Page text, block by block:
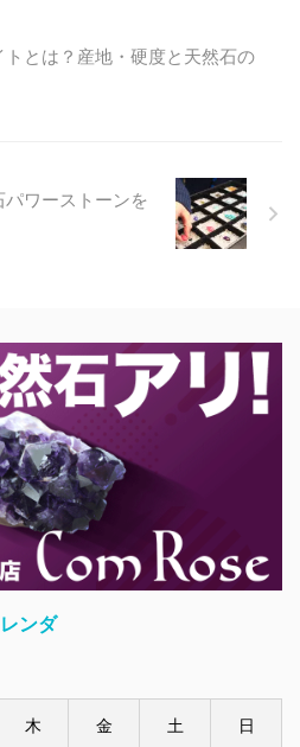
トとは？産地・硬度と天然石の
ワーストーンを
ンダ
木 金 土 日